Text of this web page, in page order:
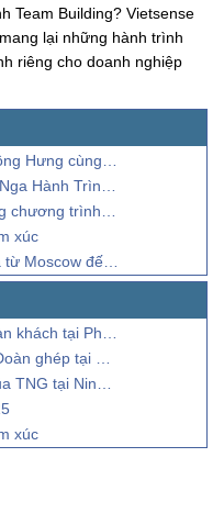
Team Building? Vietsense
lại những hành trình
riêng cho doanh nghiệp
Vietsense có gì?
Chỉ Từ 47,9 Triệu Đồng
VTV6 số 55 - 21-4-2017
xúc
đến Vladivostok
tại Phú Quốc
tại Hà Giang
tại Ninh Bình
xúc